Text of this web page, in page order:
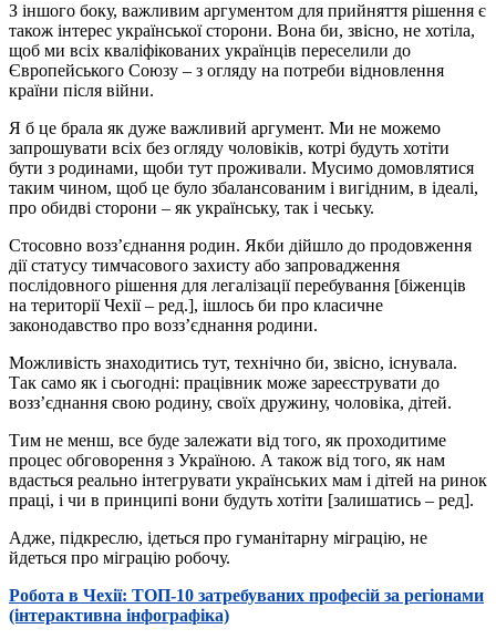
З іншого боку, важливим аргументом для прийняття рішення є
також інтерес української сторони. Вона би, звісно, не хотіла,
щоб ми всіх кваліфікованих українців переселили до
Європейського Союзу – з огляду на потреби відновлення
країни після війни.
Я б це брала як дуже важливий аргумент. Ми не можемо
запрошувати всіх без огляду чоловіків, котрі будуть хотіти
бути з родинами, щоби тут проживали. Мусимо домовлятися
таким чином, щоб це було збалансованим і вигідним, в ідеалі,
про обидві сторони – як українську, так і чеську.
Стосовно воззʼєднання родин. Якби дійшло до продовження
дії статусу тимчасового захисту або запровадження
послідовного рішення для легалізації перебування [біженців
на території Чехії – ред.], ішлось би про класичне
законодавство про воззʼєднання родини.
Можливість знаходитись тут, технічно би, звісно, існувала.
Так само як і сьогодні: працівник може зареєструвати до
воззʼєднання свою родину, своїх дружину, чоловіка, дітей.
Тим не менш, все буде залежати від того, як проходитиме
процес обговорення з Україною. А також від того, як нам
вдасться реально інтегрувати українських мам і дітей на ринок
праці, і чи в принципі вони будуть хотіти [залишатись – ред].
Адже, підкреслю, ідеться про гуманітарну міграцію, не
йдеться про міграцію робочу.
Робота в Чехії: ТОП-10 затребуваних професій за регіонами
(інтерактивна інфографіка)